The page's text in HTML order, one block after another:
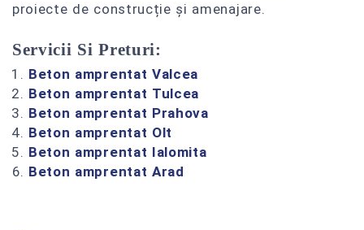
proiecte de construcție și amenajare.
Servicii Si Preturi:
Beton amprentat Valcea
Beton amprentat Tulcea
Beton amprentat Prahova
Beton amprentat Olt
Beton amprentat Ialomita
Beton amprentat Arad